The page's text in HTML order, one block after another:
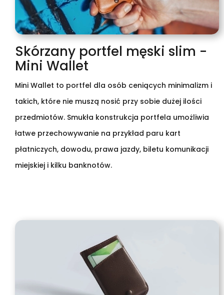
Skórzany portfel męski slim -
Mini Wallet
Mini Wallet to portfel dla osób ceniących minimalizm i
takich, które nie muszą nosić przy sobie dużej ilości
przedmiotów. Smukła konstrukcja portfela umożliwia
łatwe przechowywanie na przykład paru kart
płatniczych, dowodu, prawa jazdy, biletu komunikacji
miejskiej i kilku banknotów.